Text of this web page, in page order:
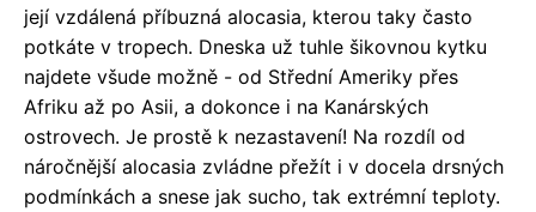
její vzdálená příbuzná alocasia, kterou taky často
potkáte v tropech. Dneska už tuhle šikovnou kytku
najdete všude možně - od Střední Ameriky přes
Afriku až po Asii, a dokonce i na Kanárských
ostrovech. Je prostě k nezastavení! Na rozdíl od
náročnější alocasia zvládne přežít i v docela drsných
podmínkách a snese jak sucho, tak extrémní teploty.